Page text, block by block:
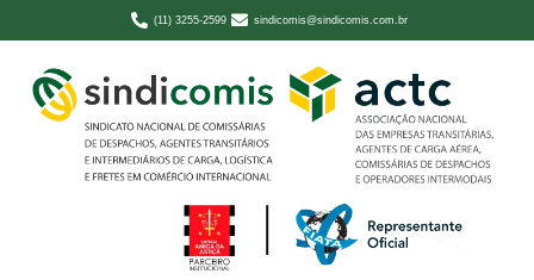
(11) 3255-2599 sindicomis@sindicomis.com.br